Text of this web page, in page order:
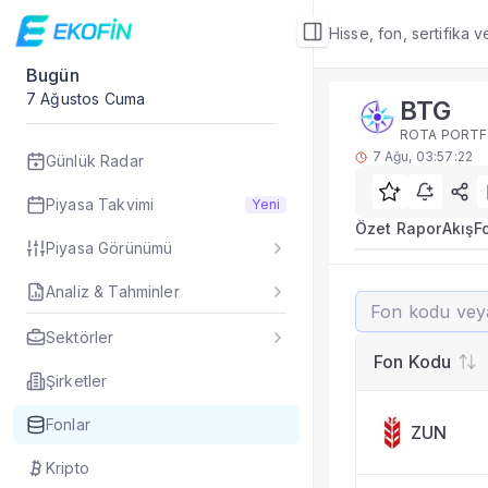
Hisse, fon, sertifika
Bugün
7 Ağustos Cuma
Günlük Radar
Piyasa Takvimi Yeni
Piyasa Görünümü
Analiz & Tahminler
Sektörler
Şirketler
Fonlar
Kripto
Fon Detay
Rakip Analizi
BTG benzer
BTG fonu rakip
TEFAS BTG
Fon verileri hangi
BTG fonunu diğer
Evet. Fon detay
Fon Detay— İlgili
Fon Portföyü
BTG
ROTA
7 Ağu, 03:57:22
Özet RaporAkış
BTG
Fon Kodu
ZUN